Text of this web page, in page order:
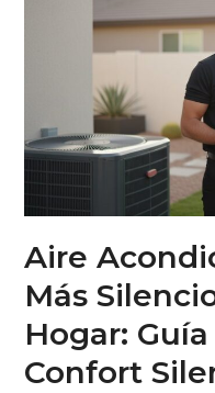
Aire
Más
Hogar:
Confort